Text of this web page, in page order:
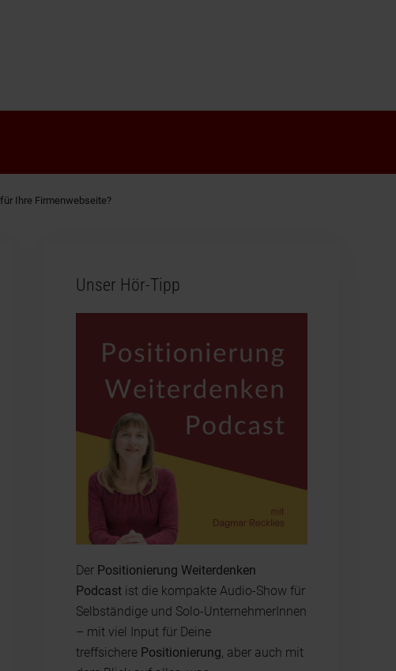
Ihre Firmenwebseite?
Unser Hör-Tipp
Der Positionierung Weiterdenken
Podcastist die kompakte Audio-Show für
Selbständige und Solo-UnternehmerInnen
– mit viel Input für Deine
treffsichere Positionierung, aber auch mit